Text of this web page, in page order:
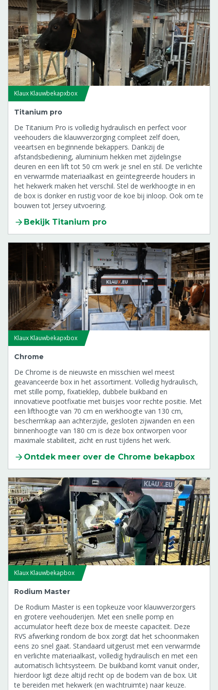
Klaux Klauwbekapxbox
Titanium pro
De Titanium Pro is volledig hydraulisch en perfect voor
veehouders die klauwverzorging compleet zelf doen,
veeartsen en beginnende bekappers. Dankzij de
afstandsbediening, aluminium hekken met zijdelingse
deuren en een lift tot 50 cm werk je snel en stil. De verlichte
en verwarmde materiaalkast en geïntegreerde houders in
het hekwerk maken het verschil. Stel de werkhoogte in en
de box is donker en rustig voor de koe bij inloop. Ook om te
bouwen tot Jersey uitvoering.
Bekijk Titanium pro
Klaux Klauwbekapxbox
Chrome
De Chrome is de nieuwste en misschien wel meest
geavanceerde box in het assortiment. Volledig hydraulisch,
met stille pomp, fixatieklep, dubbele buikband en
innovatieve pootfixatie met buisjes voor rechte positie. Met
een lifthoogte van 70 cm en werkhoogte van 130 cm,
beschermkap aan achterzijde, gesloten zijwanden en een
binnenhoogte van 180 cm is deze box ontworpen voor
maximale stabiliteit, zicht en rust tijdens het werk.
Ontdek meer over de Chrome bekapbox
Klaux Klauwbekapbox
Rodium Master
De Rodium Master is een topkeuze voor klauwverzorgers
en grotere veehouderijen. Met een snelle pomp en
accumulator heeft deze box de meeste capaciteit. Deze
RVS afwerking rondom de box zorgt dat het schoonmaken
eens zo snel gaat. Standaard uitgerust met een verwarmde
en verlichte materiaalkast, volledig hydraulisch en met een
automatisch lichtsysteem. De buikband komt vanuit onder,
hierdoor ligt deze altijd recht op de bodem van de box. Uit
te bereiden met hekwerk (en wachtruimte) naar keuze.